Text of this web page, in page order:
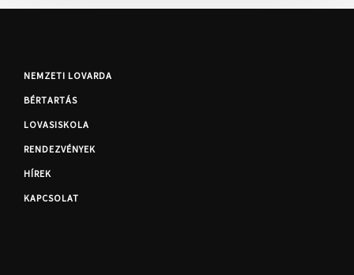
NEMZETI LOVARDA
BÉRTARTÁS
LOVASISKOLA
RENDEZVÉNYEK
HÍREK
KAPCSOLAT